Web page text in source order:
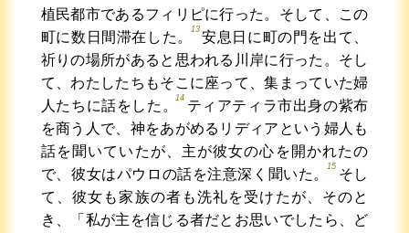
植民都市であるフィリピに行った。そして、この
町に数日間滞在した。
13
安息日に町の門を出て、
祈りの場所があると思われる川岸に行った。そし
て、わたしたちもそこに座って、集まっていた婦
人たちに話をした。
14
ティアティラ市出身の紫布
を商う人で、神をあがめるリディアという婦人も
話を聞いていたが、主が彼女の心を開かれたの
で、彼女はパウロの話を注意深く聞いた。
15
そし
て、彼女も家族の者も洗礼を受けたが、そのと
き、「私が主を信じる者だとお思いでしたら、ど